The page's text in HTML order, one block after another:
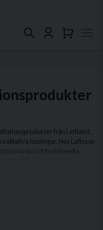
från Lettland,
lösningar. Hos Luftsson
prisvärda och funktionella
hållbara och enkla att
galler och kåpor.
ventilationssystem